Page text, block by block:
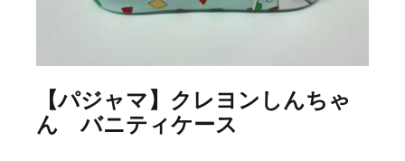
【パジャマ】クレヨンしんちゃ
ん バニティケース